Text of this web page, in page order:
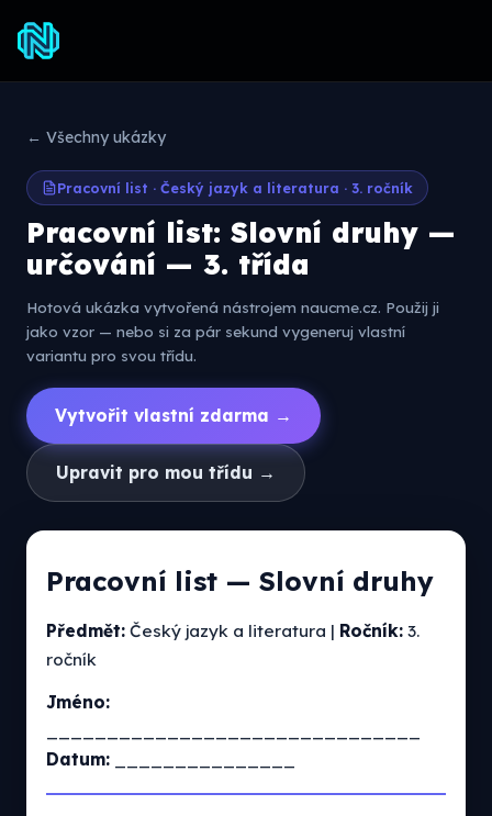
← Všechny ukázky
Pracovní list · Český jazyk a literatura · 3. ročník
Pracovní list: Slovní druhy —
určování — 3. třída
Hotová ukázka vytvořená nástrojem naucme.cz. Použij ji
jako vzor — nebo si za pár sekund vygeneruj vlastní
variantu pro svou třídu.
Vytvořit vlastní zdarma →
Upravit pro mou třídu →
Pracovní list — Slovní druhy
Předmět: Český jazyk a literatura | Ročník: 3.
ročník
Jméno:
Datum: